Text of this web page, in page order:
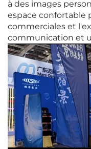
à des images
espace confortable
commerciales et
communication et